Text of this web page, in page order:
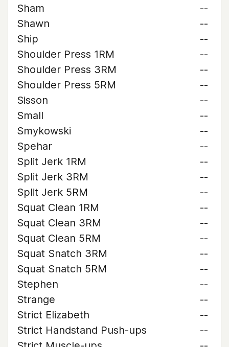
Sham
--
Shawn
--
Ship
--
Shoulder Press 1RM
--
Shoulder Press 3RM
--
Shoulder Press 5RM
--
Sisson
--
Small
--
Smykowski
--
Spehar
--
Split Jerk 1RM
--
Split Jerk 3RM
--
Split Jerk 5RM
--
Squat Clean 1RM
--
Squat Clean 3RM
--
Squat Clean 5RM
--
Squat Snatch 3RM
--
Squat Snatch 5RM
--
Stephen
--
Strange
--
Strict Elizabeth
--
Strict Handstand Push-ups
--